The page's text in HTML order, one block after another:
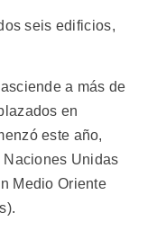
seis edificios,
a más de
en
este año,
Unidas
Medio Oriente